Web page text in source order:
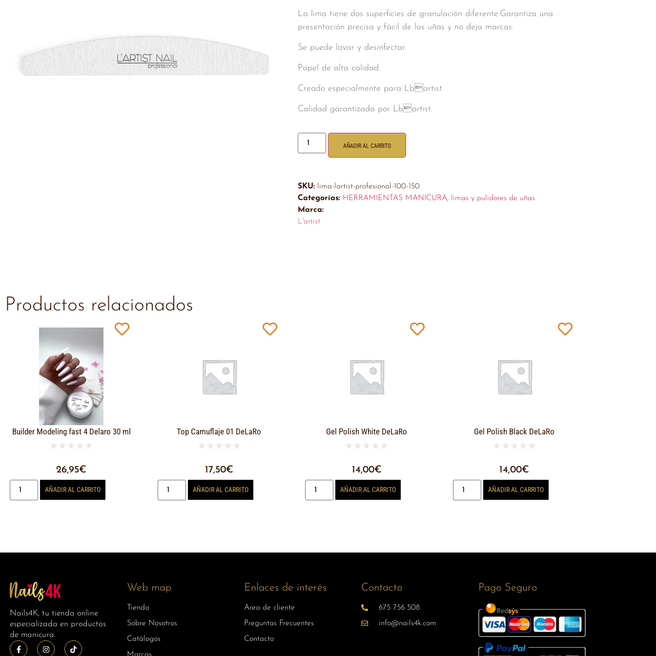
La lima tiene dos superficies de granulación diferente.Garantiza una
presentación precisa y fácil de las uñas y no deja marcas.
Se puede lavar y desinfectar.
Papel de alta calidad.
Creado especialmente para Lbartist.
Calidad garantizada por Lbartist.
AÑADIR AL CARRITO
SKU:
lima-lartist-profesional-100-150
Categorías: HERRAMIENTAS MANICURA,
limas y pulidores de uñas
Marca:
L'artist
Productos relacionados
Builder Modeling fast 4 Delaro 30 ml
★ ★ ★ ★ ★
26,95€
AÑADIR AL CARRITO
Top Camuflaje 01 DeLaRo
★ ★ ★ ★ ★
17,50€
AÑADIR AL CARRITO
Gel Polish White DeLaRo
★ ★ ★ ★ ★
14,00€
AÑADIR AL CARRITO
Gel Polish Black DeLaRo
★ ★ ★ ★ ★
14,00€
AÑADIR AL CARRITO
Nails4K, tu tienda online
especializada en productos
de manicura.
Web map
Tienda
Sobre Nosotros
Catálogos
Enlaces de interés
Area de cliente
Preguntas Frecuentes
Contacto
Contacto
675 756 508
info@nails4k.com
Pago Seguro